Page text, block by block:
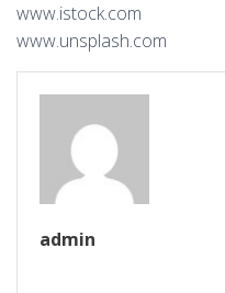
www.istock.com
www.unsplash.com
admin